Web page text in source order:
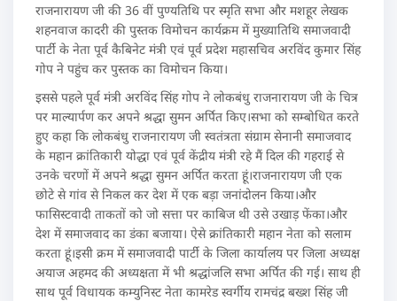
राजनारायण जी की 36 वीं पुण्यतिथि पर स्मृति सभा और मशहूर लेखक
शहनवाज कादरी की पुस्तक विमोचन कार्यक्रम में मुख्यातिथि समाजवादी
पार्टी के नेता पूर्व कैबिनेट मंत्री एवं पूर्व प्रदेश महासचिव अरविंद कुमार सिंह
गोप ने पहुंच कर पुस्तक का विमोचन किया।
इससे पहले पूर्व मंत्री अरविंद सिंह गोप ने लोकबंधु राजनारायण जी के चित्र
पर माल्यार्पण कर अपने श्रद्धा सुमन अर्पित किए।सभा को सम्बोधित करते
हुए कहा कि लोकबंधु राजनारायण जी स्वतंत्रता संग्राम सेनानी समाजवाद
के महान क्रांतिकारी योद्धा एवं पूर्व केंद्रीय मंत्री रहे मैं दिल की गहराई से
उनके चरणों में अपने श्रद्धा सुमन अर्पित करता हूं।राजनारायण जी एक
छोटे से गांव से निकल कर देश में एक बड़ा जनांदोलन किया।और
फासिस्टवादी ताकतों को जो सत्ता पर काबिज थी उसे उखाड़ फेंका।और
देश में समाजवाद का डंका बजाया। ऐसे क्रांतिकारी महान नेता को सलाम
करता हूं।इसी क्रम में समाजवादी पार्टी के जिला कार्यालय पर जिला अध्यक्ष
अयाज अहमद की अध्यक्षता में भी श्रद्धांजलि सभा अर्पित की गई। साथ ही
साथ पूर्व विधायक कम्युनिस्ट नेता कामरेड स्वर्गीय रामचंद्र बख्श सिंह जी